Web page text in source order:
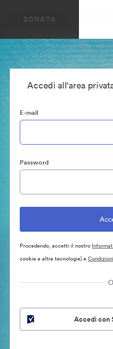
Accedi all'area
E-mail
Password
Procedendo, accetti il nostro
cookie e altre tecnologie) e
O
Accedi con